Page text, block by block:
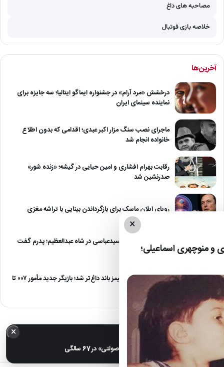
مصاحبه های داغ
خلاصه بازی فوتبال
آخرین‌ها
درخشش «مرد آرام» در جشنواره ایماگو ایتالیا؛ سه جایزه برای
نماینده سینمای ایران
ماجرای نصب سنگ مزار اکبر عبدی؛ اقدامی که بدون اطلاع
خانواده انجام شد
رقابت بهرام افشاری و امین حیایی در گیشه؛ «زنده شور»
صدرنشین شد
رویای ایلان ماسک برای بازگرداندن بینایی با تراشه مغزی
درگیری شدید داود سیدعباسی در شاه عبدالعظیم؛ پدرم گفت
طرف مُرد!
رقابت برای نقش جیمز باند داغ‌تر شد؛ بازیگر جدید مأمور ۰۰۷ تا
پایان…
×
منوچهری اسماعیلی؛
× خبر مهم
عکس| تغییر چهره «شهره صولتی» در 67 سالگی